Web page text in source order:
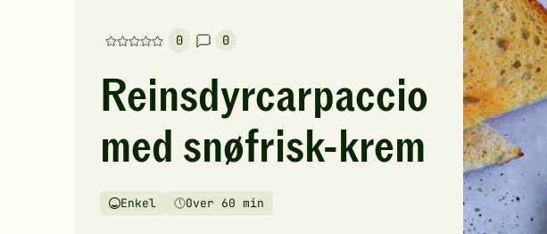
0
Denne
har
foreløpig
vurderinger.
Bli
første
0
Reinsdyrcarpaccio
med snøfrisk-krem
Vanskelighetsgrad
Enkel
TilberedningstidOver 60 min